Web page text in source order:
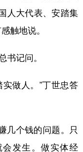
人大代表、安踏集
触地说。
记问。
做人。”丁世忠答
个钱的问题。只
发生。做实体经